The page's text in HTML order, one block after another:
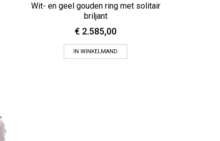
Wit- en geel gouden ring met solitair
briljant
€ 2.585,00
IN WINKELMAND